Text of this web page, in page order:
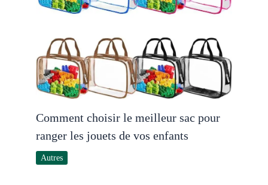
Comment choisir le meilleur sac pour
ranger les jouets de vos enfants
Autres